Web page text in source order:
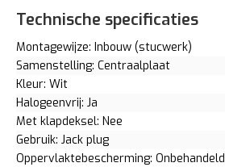
Technische specificaties
Montagewijze: Inbouw (stucwerk)
Samenstelling: Centraalplaat
Kleur: Wit
Halogeenvrij: Ja
Met klapdeksel: Nee
Gebruik: Jack plug
Oppervlaktebescherming: Onbehandeld